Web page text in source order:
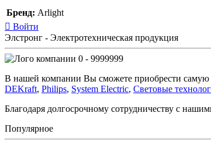
Бренд: Arlight
Войти
Элстронг - Электротехническая продукция
0 - 9999999
В нашей компании Вы сможете приобрести самую
DEKraft, Philips, System Electric, Световые
Благодаря долгосрочному сотрудничеству с
Популярное